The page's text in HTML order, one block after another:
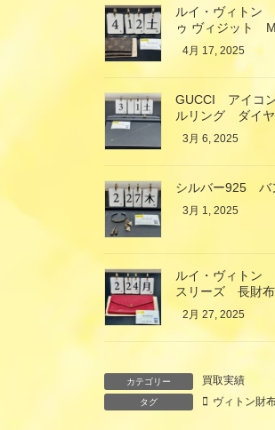
ルイ・ヴィトン
ゥ ヴィジット
4月 17, 2025
GUCCI アイコ
ルリング ダイ
3月 6, 2025
シルバー925
3月 1, 2025
ルイ・ヴィトン
スリーズ 長財
2月 27, 2025
カテゴリー 買取実績
タグ ヴィトン財